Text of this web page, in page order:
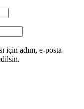
için adım, e-posta